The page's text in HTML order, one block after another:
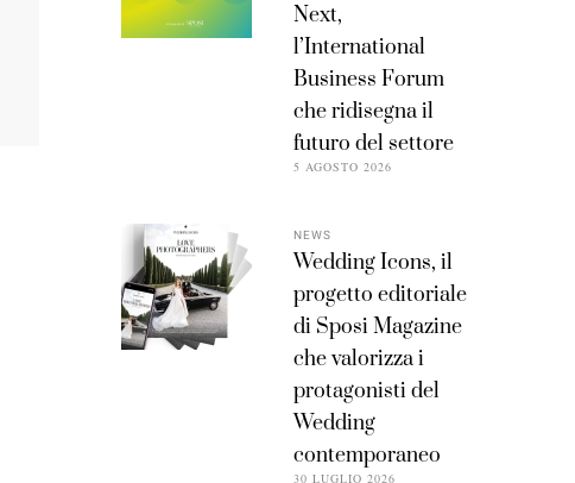
Next,
l’International
Business Forum
che ridisegna il
futuro del settore
5 AGOSTO 2026
NEWS
Wedding Icons, il
progetto editoriale
di Sposi Magazine
che valorizza i
protagonisti del
Wedding
contemporaneo
30 LUGLIO 2026